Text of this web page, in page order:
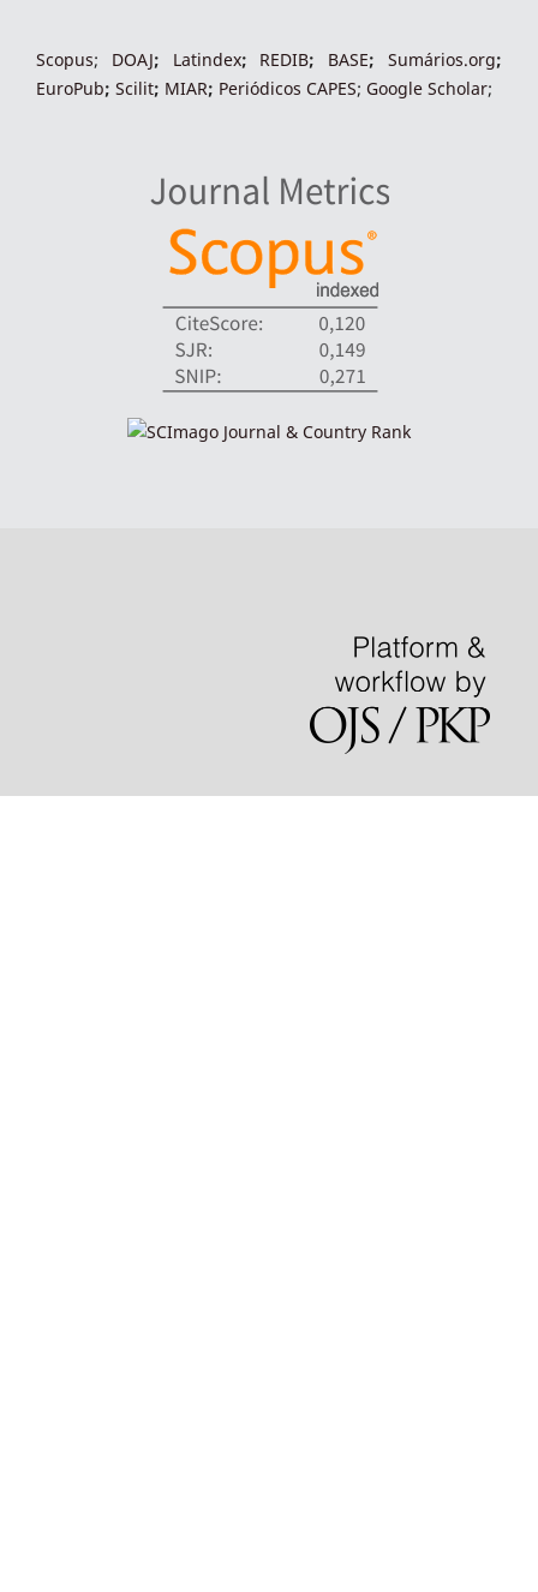
Scopus; DOAJ; Latindex; REDIB; BASE;Sumários.org;
EuroPub; Scilit; MIAR; Periódicos CAPES; Google Scholar;
indexadores-fronteiras